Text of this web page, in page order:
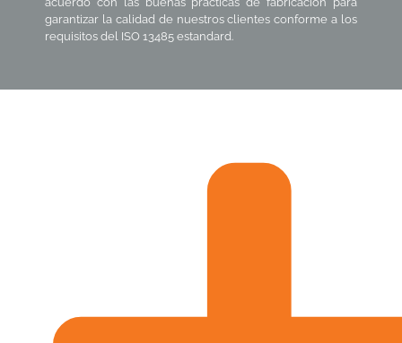
garantizar la calidad de nuestros clientes conforme a los
requisitos del ISO 13485 estandard.